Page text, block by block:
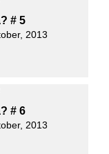
# 5
2013
# 6
2013